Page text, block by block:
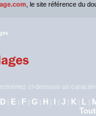
, le site référence du
ci-dessous un
D | E | F | G | H | I |J | K | L |